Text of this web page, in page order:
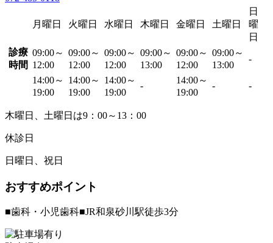
月曜日 火曜日 水曜日 木曜日 金曜日 土曜日
日
曜
日
診療
時間
09:00～
12:00
09:00～
12:00
09:00～
12:00
09:00～
13:00
09:00～
12:00
09:00～
13:00
-
14:00～
19:00
14:00～
19:00
14:00～
19:00
-
14:00～
19:00
- -
木曜日、土曜日は9：00～13：00
休診日
日曜日、祝日
おすすめポイント
■歯科・小児歯科■JR和泉砂川駅徒歩3分